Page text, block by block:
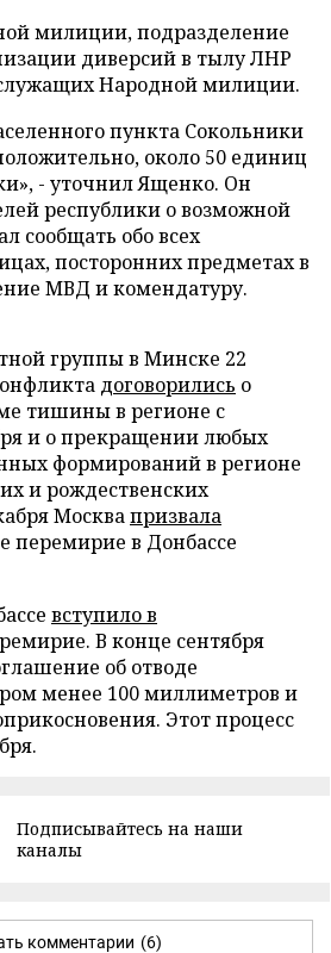
милиции, подразделение
диверсий в тылу ЛНР
Народной милиции.
пункта Сокольники
около 50 единиц
- уточнил Ященко. Он
республики о возможной
сообщать обо всех
посторонних предметах в
МВД и комендатуру.
группы в Минске 22
договорились о
тишины в регионе с
и о прекращении любых
формирований в регионе
и рождественских
Москвапризвала
перемирие в Донбассе
вступило в
В конце сентября
об отводе
менее 100 миллиметров и
Этот процесс
Подписывайтесь на наши
каналы
комментарии (6)